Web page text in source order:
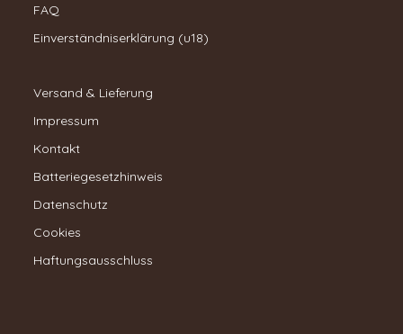
FAQ
Einverständniserklärung (u18)
Versand & Lieferung
Impressum
Kontakt
Batteriegesetzhinweis
Datenschutz
Cookies
Haftungsausschluss